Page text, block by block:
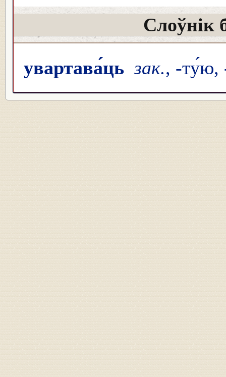
Слоўнік
увартава́ць зак., -ту́ю,